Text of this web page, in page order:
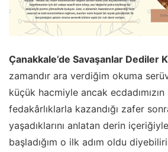
Çanakkale’de Savaşanlar Dediler
zamandır ara verdiğim okuma
küçük hacmiyle ancak
fedakârlıklarla kazandığı zafer
yaşadıklarını anlatan derin
başladığım o ilk adım oldu